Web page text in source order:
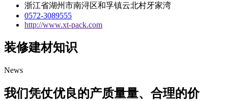
浙江省湖州市南浔区和孚镇云北村牙家湾
0572-3089555
http://www.xt-pack.com
装修建材知识
News
我们凭仗优良的产质量量、合理的价